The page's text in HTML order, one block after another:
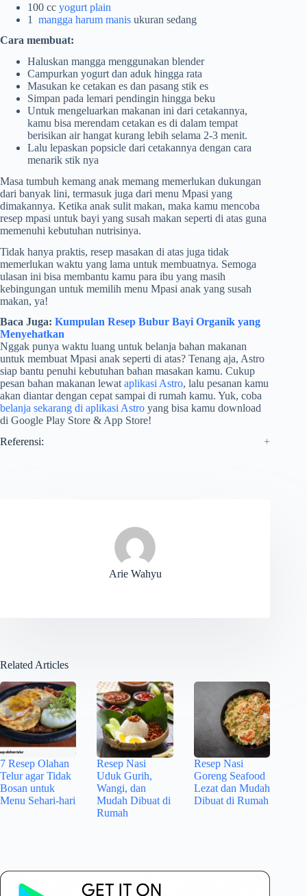
100 cc yogurt plain
1 mangga harum manis ukuran sedang
Cara membuat:
Haluskan mangga menggunakan blender
Campurkan yogurt dan aduk hingga rata
Masukan ke cetakan es dan pasang stik es
Simpan pada lemari pendingin hingga beku
Untuk mengeluarkan makanan ini dari cetakannya,
kamu bisa merendam cetakan es di dalam tempat
berisikan air hangat kurang lebih selama 2-3 menit.
Lalu lepaskan popsicle dari cetakannya dengan cara
menarik stik nya
Masa tumbuh kemang anak memang memerlukan dukungan
dari banyak lini, termasuk juga dari menu Mpasi yang
dimakannya. Ketika anak sulit makan, maka kamu mencoba
resep mpasi untuk bayi yang susah makan seperti di atas guna
memenuhi kebutuhan nutrisinya.
Tidak hanya praktis, resep masakan di atas juga tidak
memerlukan waktu yang lama untuk membuatnya. Semoga
ulasan ini bisa membantu kamu para ibu yang masih
kebingungan untuk memilih menu Mpasi anak yang susah
makan, ya!
Baca Juga: Kumpulan Resep Bubur Bayi Organik yang
Menyehatkan
Nggak punya waktu luang untuk belanja bahan makanan
untuk membuat Mpasi anak seperti di atas? Tenang aja, Astro
siap bantu penuhi kebutuhan bahan masakan kamu. Cukup
pesan bahan makanan lewataplikasi Astro, lalu pesanan kamu
akan diantar dengan cepat sampai di rumah kamu. Yuk, coba
belanja sekarang di aplikasi Astro yang bisa kamu download
di Google Play Store & App Store!
Referensi:
Arie Wahyu
Related Articles
7 Resep Olahan
Telur agar Tidak
Bosan untuk
Menu Sehari-hari
Resep Nasi
Uduk Gurih,
Wangi, dan
Mudah Dibuat di
Rumah
Resep Nasi
Goreng Seafood
Lezat dan Mudah
Dibuat di Rumah